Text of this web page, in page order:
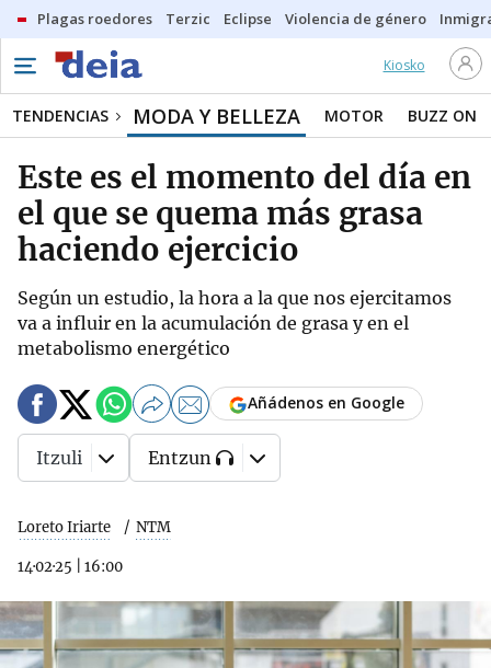
Plagas roedores Terzic Eclipse Violencia de género
Kiosko
TENDENCIAS MODA Y BELLEZA MOTOR BUZZ ON
Este es el momento del día en
el que se quema más grasa
haciendo ejercicio
Según un estudio, la hora a la que nos ejercitamos
va a influir en la acumulación de grasa y en el
metabolismo energético
Loreto Iriarte NTM
14·02·25 16:00
Añádenos en Google
Itzuli Entzun